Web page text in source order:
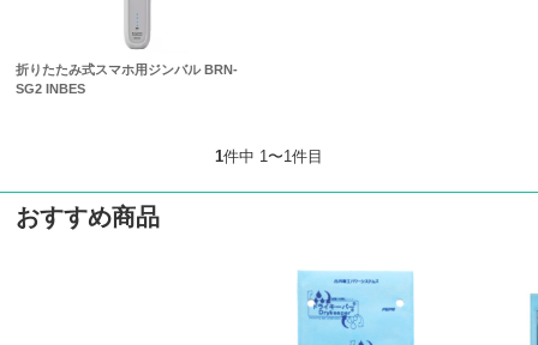
折りたたみ式スマホ用ジンバル BRN-
SG2 INBES
1件中 1〜1件目
おすすめ商品